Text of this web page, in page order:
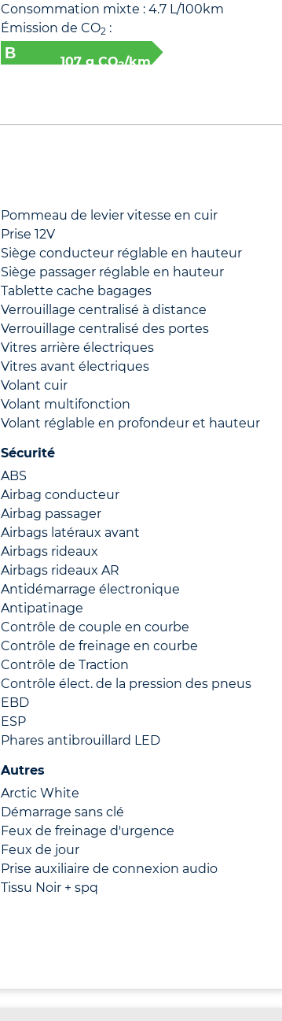
Consommation mixte : 4.7 L/100km
Émission de CO2 :
107 g CO2/km
Pommeau de levier vitesse en cuir
Prise 12V
Siège conducteur réglable en hauteur
Siège passager réglable en hauteur
Tablette cache bagages
Verrouillage centralisé à distance
Verrouillage centralisé des portes
Vitres arrière électriques
Vitres avant électriques
Volant cuir
Volant multifonction
Volant réglable en profondeur et hauteur
Sécurité
ABS
Airbag conducteur
Airbag passager
Airbags latéraux avant
Airbags rideaux
Airbags rideaux AR
Antidémarrage électronique
Antipatinage
Contrôle de couple en courbe
Contrôle de freinage en courbe
Contrôle de Traction
Contrôle élect. de la pression des pneus
EBD
ESP
Phares antibrouillard LED
Autres
Arctic White
Démarrage sans clé
Feux de freinage d'urgence
Feux de jour
Prise auxiliaire de connexion audio
Tissu Noir + spq